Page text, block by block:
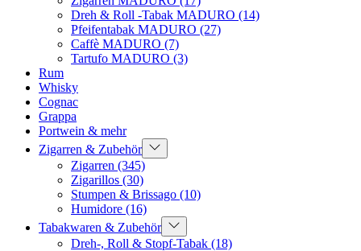
Dreh & Roll -Tabak MADURO (14)
Pfeifentabak MADURO (27)
Caffè MADURO (7)
Tartufo MADURO (3)
Rum
Whisky
Cognac
Grappa
Portwein & mehr
Zigarren & Zubehör
Zigarren (345)
Zigarillos (30)
Stumpen & Brissago (10)
Humidore (16)
Tabakwaren & Zubehör
Dreh-, Roll & Stopf-Tabak (18)